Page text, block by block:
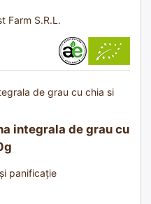
Farm S.R.L.
integrala de grau cu
panificație